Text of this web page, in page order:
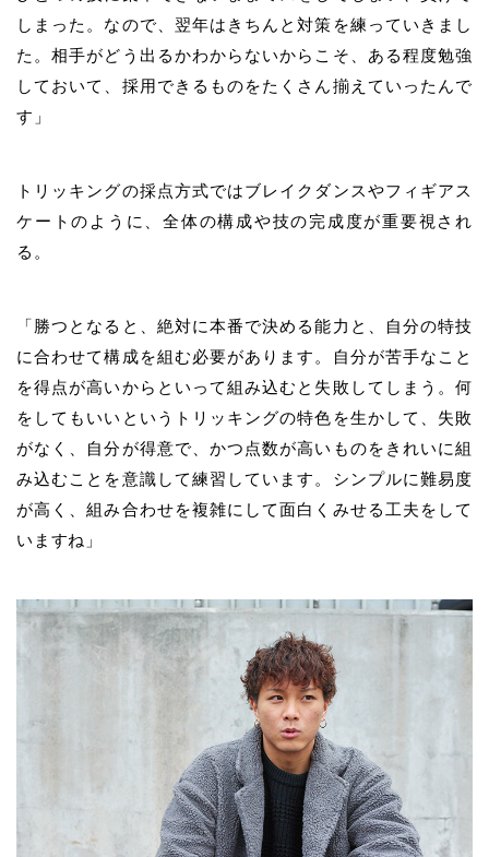
しまった。なので、翌年はきちんと対策を練っていきまし
た。相手がどう出るかわからないからこそ、ある程度勉強
しておいて、採用できるものをたくさん揃えていったんで
す」
トリッキングの採点方式ではブレイクダンスやフィギアス
ケートのように、全体の構成や技の完成度が重要視され
る。
「勝つとなると、絶対に本番で決める能力と、自分の特技
に合わせて構成を組む必要があります。自分が苦手なこと
を得点が高いからといって組み込むと失敗してしまう。何
をしてもいいというトリッキングの特色を生かして、失敗
がなく、自分が得意で、かつ点数が高いものをきれいに組
み込むことを意識して練習しています。シンプルに難易度
が高く、組み合わせを複雑にして面白くみせる工夫をして
いますね」